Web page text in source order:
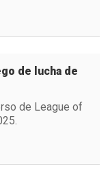
de lucha de
de League of